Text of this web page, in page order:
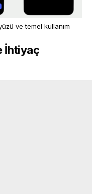
ve temel kullanım
İhtiyaç